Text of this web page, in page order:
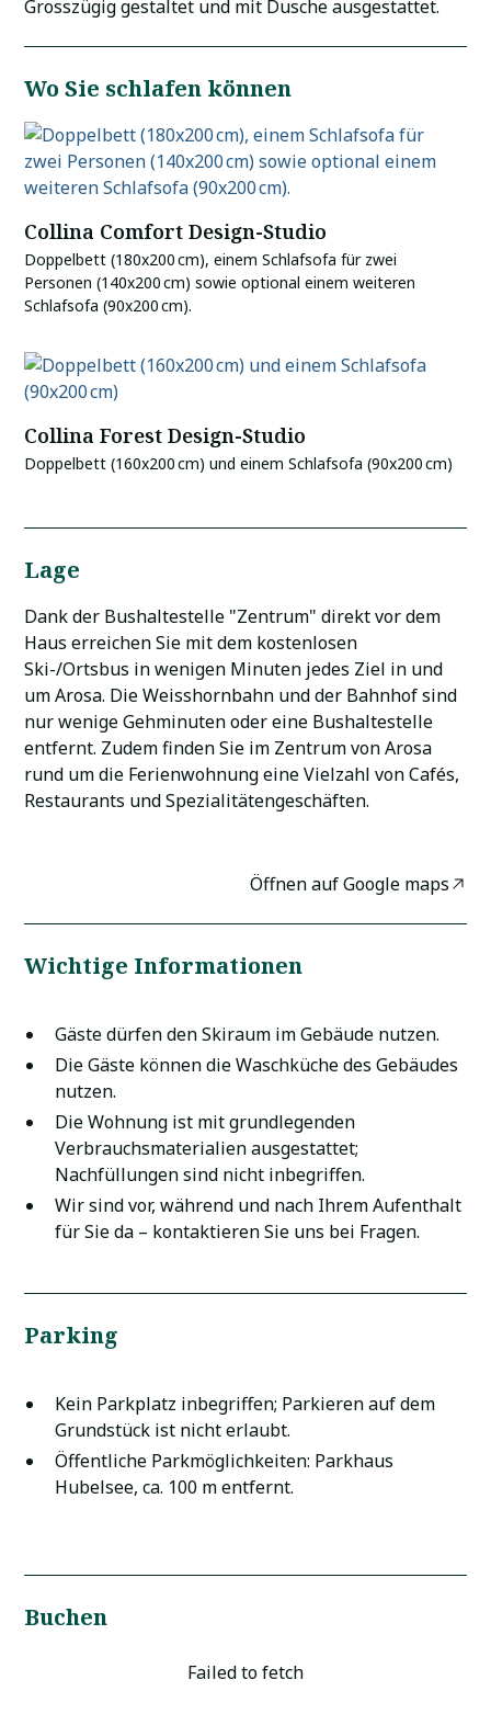
Grosszügig gestaltet und mit Dusche ausgestattet.
Wo Sie schlafen können
Collina Comfort Design-Studio
Doppelbett (180x200 cm), einem Schlafsofa für zwei
Personen (140x200 cm) sowie optional einem weiteren
Schlafsofa (90x200 cm).
Collina Forest Design-Studio
Doppelbett (160x200 cm) und einem Schlafsofa (90x200 cm)
Lage
Dank der Bushaltestelle "Zentrum" direkt vor dem
Haus erreichen Sie mit dem kostenlosen
Ski-/Ortsbus in wenigen Minuten jedes Ziel in und
um Arosa. Die Weisshornbahn und der Bahnhof sind
nur wenige Gehminuten oder eine Bushaltestelle
entfernt. Zudem finden Sie im Zentrum von Arosa
rund um die Ferienwohnung eine Vielzahl von Cafés,
Restaurants und Spezialitätengeschäften.
Öffnen auf Google maps
Wichtige Informationen
Gäste dürfen den Skiraum im Gebäude nutzen.
Die Gäste können die Waschküche des Gebäudes
nutzen.
Die Wohnung ist mit grundlegenden
Verbrauchsmaterialien ausgestattet;
Nachfüllungen sind nicht inbegriffen.
Wir sind vor, während und nach Ihrem Aufenthalt
für Sie da – kontaktieren Sie uns bei Fragen.
Parking
Kein Parkplatz inbegriffen; Parkieren auf dem
Grundstück ist nicht erlaubt.
Öffentliche Parkmöglichkeiten: Parkhaus
Hubelsee, ca. 100 m entfernt.
Buchen
Failed to fetch